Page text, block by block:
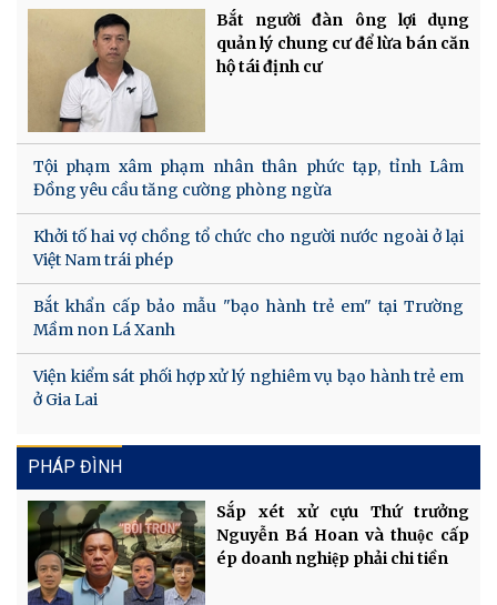
Bắt người đàn ông lợi dụng
quản lý chung cư để lừa bán căn
hộ tái định cư
Tội phạm xâm phạm nhân thân phức tạp, tỉnh Lâm
Đồng yêu cầu tăng cường phòng ngừa
Khởi tố hai vợ chồng tổ chức cho người nước ngoài ở lại
Việt Nam trái phép
Bắt khẩn cấp bảo mẫu "bạo hành trẻ em" tại Trường
Mầm non Lá Xanh
Viện kiểm sát phối hợp xử lý nghiêm vụ bạo hành trẻ em
ở Gia Lai
PHÁP ĐÌNH
Sắp xét xử cựu Thứ trưởng
Nguyễn Bá Hoan và thuộc cấp
ép doanh nghiệp phải chi tiền